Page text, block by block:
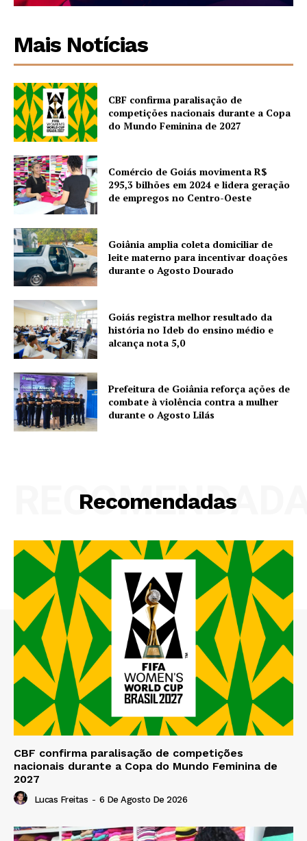
Mais Notícias
CBF confirma paralisação de
competições nacionais durante a Copa
do Mundo Feminina de 2027
Comércio de Goiás movimenta R$
295,3 bilhões em 2024 e lidera geração
de empregos no Centro-Oeste
Goiânia amplia coleta domiciliar de
leite materno para incentivar doações
durante o Agosto Dourado
Goiás registra melhor resultado da
história no Ideb do ensino médio e
alcança nota 5,0
Prefeitura de Goiânia reforça ações de
combate à violência contra a mulher
durante o Agosto Lilás
Recomendadas
CBF confirma paralisação de competições
nacionais durante a Copa do Mundo Feminina de
2027
Lucas Freitas - 6 De Agosto De 2026